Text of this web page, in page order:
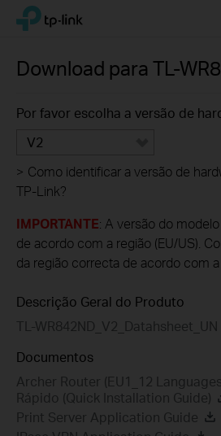
Click
navigation
TP-Link, Reliably Smart
Download para TL-
Por favor escolha a versão de
V2
> Como identificar a versão de
TP-Link?
IMPORTANTE: A versão do
de acordo com a região (EU/US).
da região correcta de acordo com
Descrição Geral do Produto
TL-WR842ND_V2_Datahsheet_UN
Documentos
Archer Router (EU1_12
Rápido (Quick Installation Guide)
Print Server Application Guide